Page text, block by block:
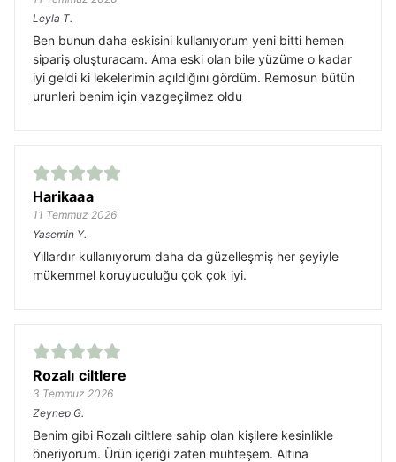
Leyla T.
Ben bunun daha eskisini kullanıyorum yeni bitti hemen
sipariş oluşturacam. Ama eski olan bile yüzüme o kadar
iyi geldi ki lekelerimin açıldığını gördüm. Remosun bütün
urunleri benim için vazgeçilmez oldu
Harikaaa
11 Temmuz 2026
Yasemin Y.
Yıllardır kullanıyorum daha da güzelleşmiş her şeyiyle
mükemmel koruyuculuğu çok çok iyi.
Rozalı ciltlere
3 Temmuz 2026
Zeynep G.
Benim gibi Rozalı ciltlere sahip olan kişilere kesinlikle
öneriyorum. Ürün içeriği zaten muhteşem. Altına